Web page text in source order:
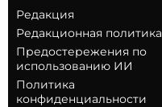
Редакция
Редакционная политика
Предостережения по
использованию ИИ
Политика
конфиденциальности